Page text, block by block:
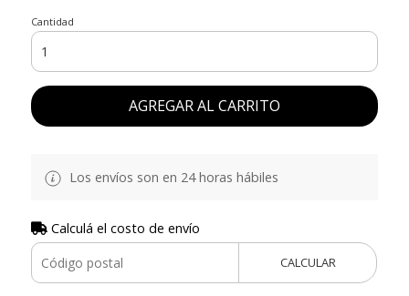
Cantidad
AGREGAR AL CARRITO
Los envíos son en 24 horas hábiles
Calculá el costo de envío
CALCULAR